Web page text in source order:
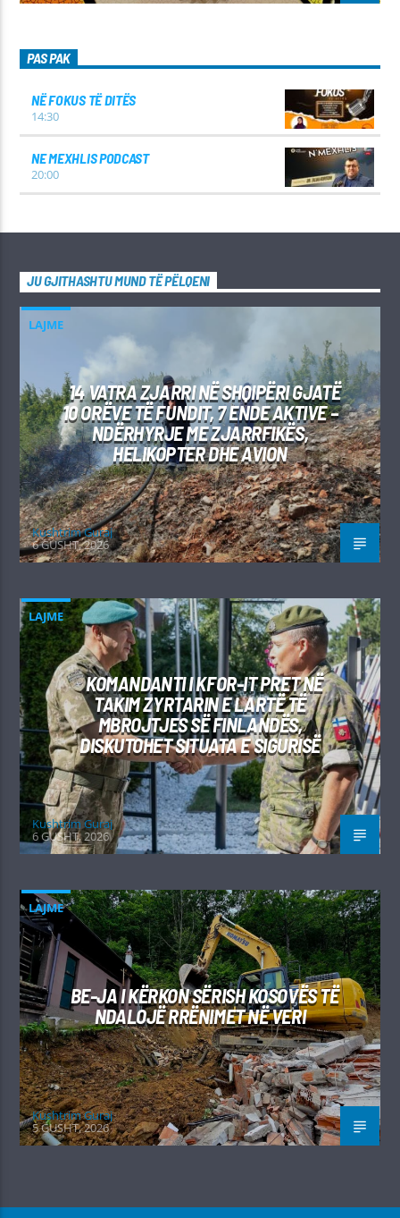
PAS PAK
NË FOKUS TË DITËS
14:30
NE MEXHLIS PODCAST
20:00
JU GJITHASHTU MUND TË PËLQENI
LAJME
14 VATRA ZJARRI NË SHQIPËRI GJATË
10 ORËVE TË FUNDIT, 7 ENDE AKTIVE –
NDËRHYRJE ME ZJARRFIKËS,
HELIKOPTER DHE AVION
Kushtrim Guraj
6 GUSHT, 2026
LAJME
KOMANDANTI I KFOR-IT PRET NË
TAKIM ZYRTARIN E LARTË TË
MBROJTJES SË FINLANDËS,
DISKUTOHET SITUATA E SIGURISË
Kushtrim Guraj
6 GUSHT, 2026
LAJME
BE-JA I KËRKON SËRISH KOSOVËS TË
NDALOJË RRËNIMET NË VERI
Kushtrim Guraj
5 GUSHT, 2026